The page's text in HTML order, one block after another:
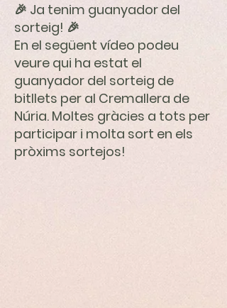
🎉 Ja tenim guanyador del
sorteig! 🎉
En el següent vídeo podeu
veure qui ha estat el
guanyador del sorteig de
bitllets per al Cremallera de
Núria. Moltes gràcies a tots per
participar i molta sort en els
pròxims sortejos!